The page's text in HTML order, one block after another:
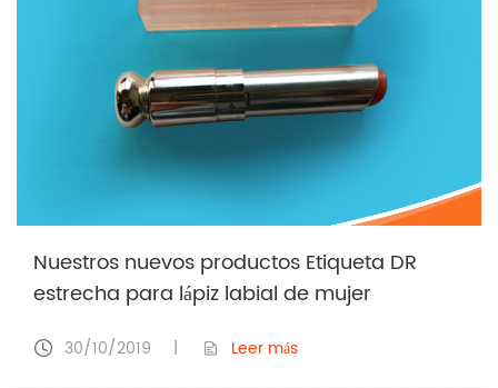
Nuestros nuevos productos Etiqueta DR
estrecha para lápiz labial de mujer
30/10/2019 | Leer más